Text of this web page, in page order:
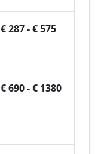
€ 287 - € 575
€ 690 - € 1380